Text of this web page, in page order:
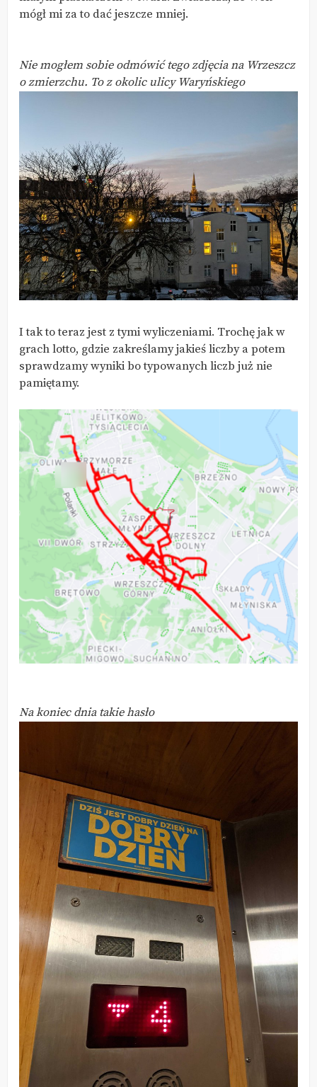
mógł mi za to dać jeszcze mniej.
Nie mogłem sobie odmówić tego zdjęcia na Wrzeszcz
o zmierzchu. To z okolic ulicy Waryńskiego
I tak to teraz jest z tymi wyliczeniami. Trochę jak w
grach lotto, gdzie zakreślamy jakieś liczby a potem
sprawdzamy wyniki bo typowanych liczb już nie
pamiętamy.
Na koniec dnia takie hasło